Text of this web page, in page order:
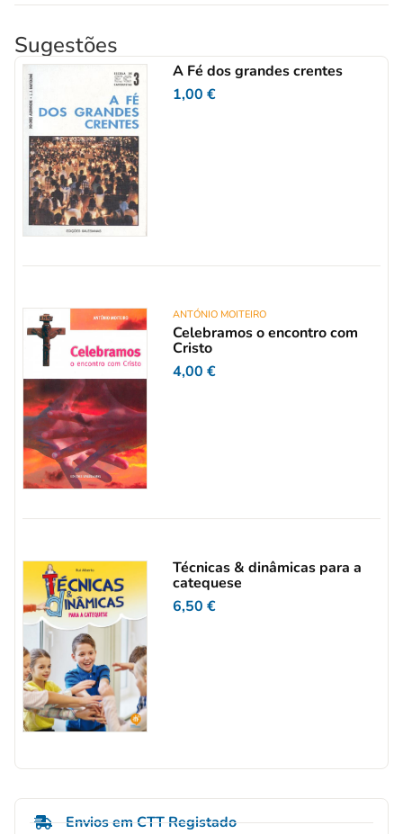
Sugestões
A Fé dos grandes crentes
1,00€
ANTÓNIO MOITEIRO
Celebramos o encontro com
Cristo
4,00€
Técnicas & dinâmicas para a
catequese
6,50€
Envios em CTT Registado